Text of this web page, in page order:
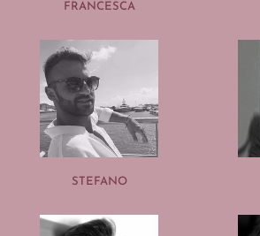
FRANCESCA
STEFANO